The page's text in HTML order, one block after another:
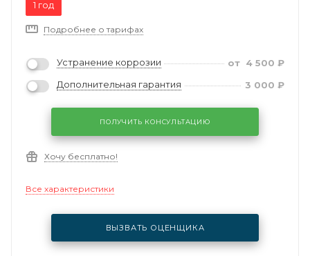
1 год
Подробнее о тарифах
Устранение коррозии от 4 500 ₽
Дополнительная гарантия
3 000 ₽
ПОЛУЧИТЬ КОНСУЛЬТАЦИЮ
Хочу бесплатно!
Все характеристики
ВЫЗВАТЬ ОЦЕНЩИКА